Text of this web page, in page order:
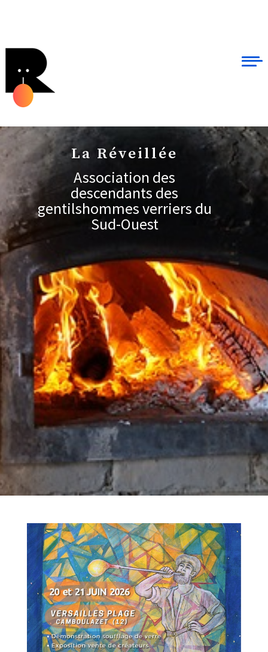
La Réveillée
Association des
descendants des
gentilshommes verriers du
Sud-Ouest